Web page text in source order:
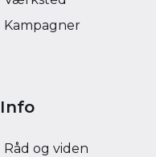
Kampagner
Info
Råd og viden